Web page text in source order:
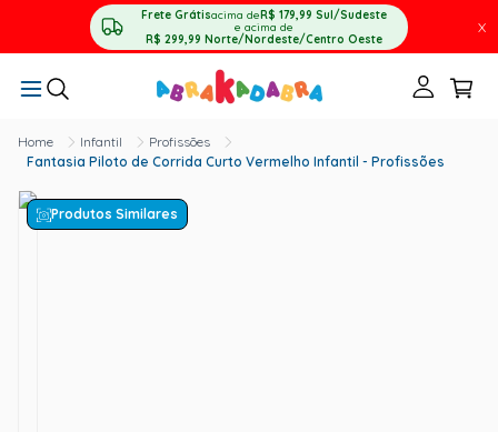
Frete Grátisacima deR$ 179,99 Sul/Sudeste
e acima de
R$ 299,99 Norte/Nordeste/Centro Oeste
X
Infantil
Profissões
Fantasia Piloto de Corrida Curto Vermelho Infantil - Profissões
Produtos Similares